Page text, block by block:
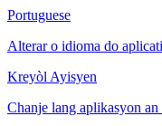
Portuguese
Alterar o idioma do
Kreyòl Ayisyen
Chanje lang aplikasyon